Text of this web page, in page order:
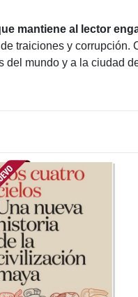
mantiene al lector
traiciones y
mundo y a la ciudad